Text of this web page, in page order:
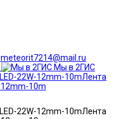
meteorit7214@mail.ru
Мы в 2ГИС